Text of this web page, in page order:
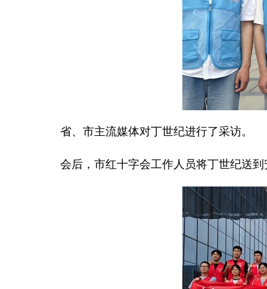
省、市主流媒体对丁世纪进行了采访。
会后，市红十字会工作人员将丁世纪送到